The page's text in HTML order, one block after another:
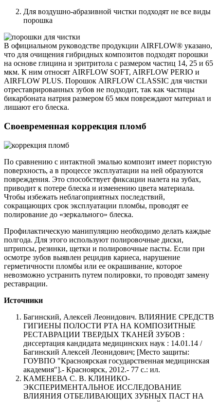
Для воздушно-абразивной чистки подходят не все виды
порошка
В официальном руководстве продукции AIRFLOW® указано,
что для очищения гибридных композитов подходят порошки
на основе глицина и эритритола с размером частиц 14, 25 и 65
мкм. К ним относят AIRFLOW SOFT, AIRFLOW PERIO и
AIRFLOW PLUS. Порошок AIRFLOW CLASSIC для чистки
отреставрированных зубов не подходит, так как частицы
бикарбоната натрия размером 65 мкм повреждают материал и
лишают его блеска.
Своевременная коррекция пломб
По сравнению с интактной эмалью композит имеет пористую
поверхность, а в процессе эксплуатации на ней образуются
повреждения. Это способствует фиксации налета на зубах,
приводит к потере блеска и изменению цвета материала.
Чтобы избежать неблагоприятных последствий,
сокращающих срок эксплуатации пломбы, проводят ее
полирование до «зеркального» блеска.
Профилактическую манипуляцию необходимо делать каждые
полгода. Для этого используют полировочные диски,
штрипсы, резинки, щетки и полировочные пасты. Если при
осмотре зубов выявлен рецидив кариеса, нарушение
герметичности пломбы или ее окрашивание, которое
невозможно устранить путем полировки, то проводят замену
реставрации.
Источники
Багинский, Алексей Леонидович. ВЛИЯНИЕ СРЕДСТВ
ГИГИЕНЫ ПОЛОСТИ РТА НА КОМПОЗИТНЫЕ
РЕСТАВРАЦИИ ТВЕРДЫХ ТКАНЕЙ ЗУБОВ :
диссертация кандидата медицинских наук : 14.01.14 /
Багинский Алексей Леонидович; [Место защиты:
ГОУВПО "Красноярская государственная медицинская
академия"].- Красноярск, 2012.- 77 с.: ил.
КАМЕНЕВА С. В. КЛИНИКО-
ЭКСПЕРИМЕНТАЛЬНОЕ ИССЛЕДОВАНИЕ
ВЛИЯНИЯ ОТБЕЛИВАЮЩИХ ЗУБНЫХ ПАСТ НА